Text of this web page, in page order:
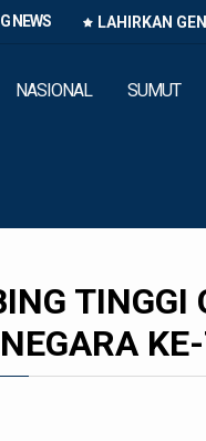
NEWS LAHIRKAN
NASIONAL SUMUT
TINGGI